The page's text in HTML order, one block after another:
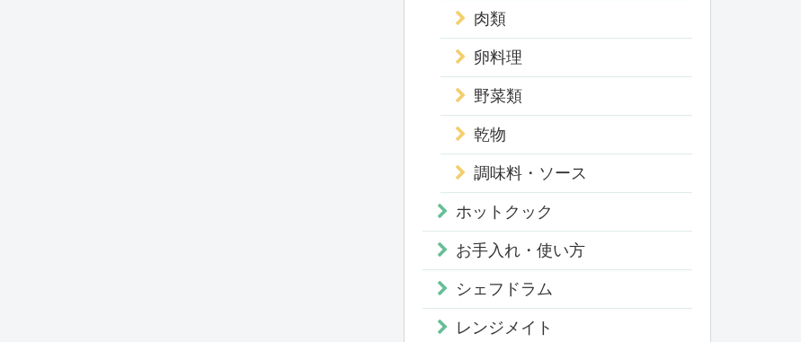
肉類
卵料理
野菜類
乾物
調味料・ソース
ホットクック
お手入れ・使い方
シェフドラム
レンジメイト